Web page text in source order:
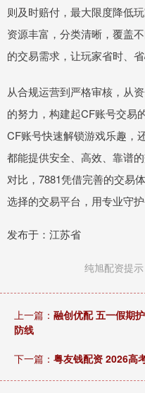
则及时赔付，最大限度降低
资源丰富，分类清晰，覆盖
的交易需求，让玩家省时、省
从合规运营到严格审核，从
的努力，构建起CF账号交易
CF账号快速解锁游戏乐趣，
都能提供安全、高效、靠谱
对比，7881凭借完善的交易
选择的交易平台，用专业守护
发布于：江苏省
纯旭配资提
上一篇： 融创优配 五一假期
防线
下一篇： 粤友钱配资 2026高